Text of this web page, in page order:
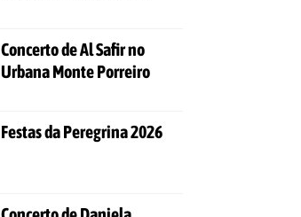
Concerto de Al Safir no
Urbana Monte Porreiro
Festas da Peregrina 2026